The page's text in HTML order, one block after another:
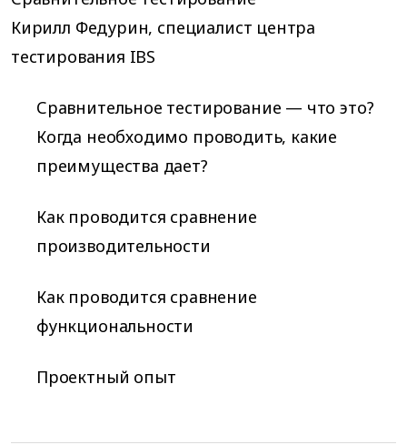
Кирилл Федурин, специалист центра
тестирования IBS
Сравнительное тестирование — что это?
Когда необходимо проводить, какие
преимущества дает?
Как проводится сравнение
производительности
Как проводится сравнение
функциональности
Проектный опыт